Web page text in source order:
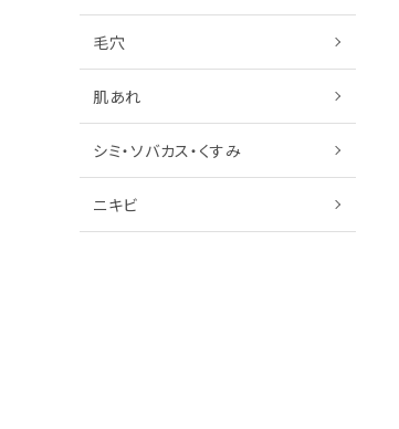
毛穴
肌あれ
シミ・ソバカス・くすみ
ニキビ